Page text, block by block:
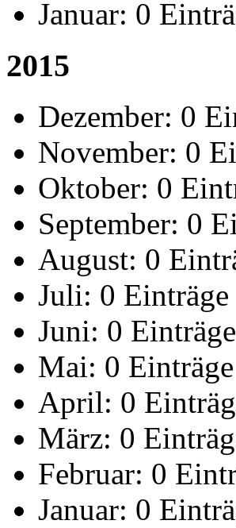
Januar: 0
2015
Dezember: 0
November: 0
Oktober: 0
September: 0
August: 0
Juli: 0 Einträge
Juni: 0 Einträge
Mai: 0 Einträge
April: 0
März: 0
Februar: 0
Januar: 0